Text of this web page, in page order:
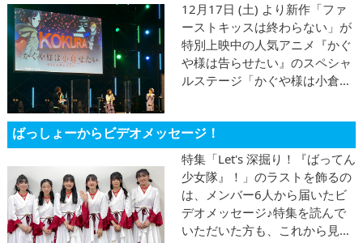
12月17日 (土) より新作「ファ
ーストキッスは終わらない」が
特別上映中の人気アニメ『かぐ
や様は告らせたい』のスペシャ
ルステージ「かぐや様は小倉せ
と鈴代紗弓さんが、本作の見ど
ころや思いを語ったトークショ
ーをレポートします！
ばっしょーからビデオメッセージ！
特集「Let's 深掘り！『ばってん
少女隊』！」のラストを飾るの
は、メンバー6人から届いたビ
デオメッセージ♪特集を読んで
いただいた方も、これから見る